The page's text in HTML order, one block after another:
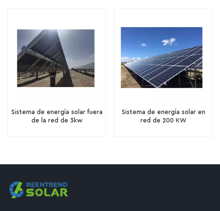
Sistema de energía solar fuera
de la red de 3kw
Sistema de energía solar en
red de 200 KW